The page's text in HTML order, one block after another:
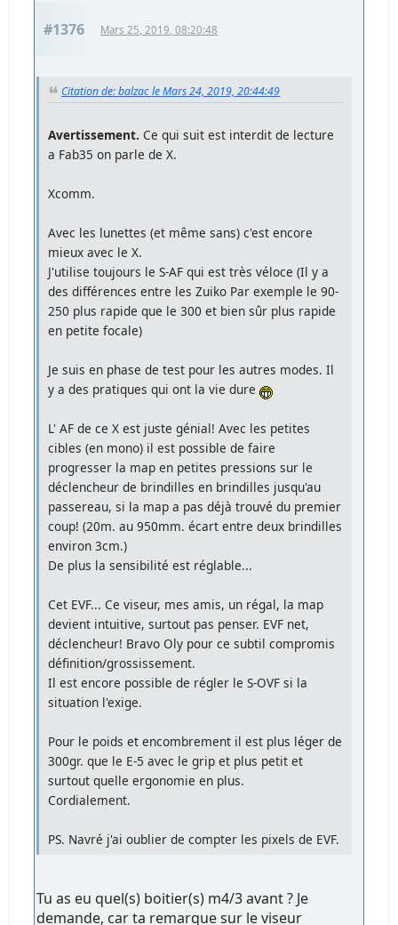
#1376 Mars 25, 2019, 08:20:48
Citation de: balzac le Mars 24, 2019, 20:44:49
Avertissement. Ce qui suit est interdit de lecture
a Fab35 on parle de X.
Xcomm.
Avec les lunettes (et même sans) c'est encore
mieux avec le X.
J'utilise toujours le S-AF qui est très véloce (Il y a
des différences entre les Zuiko Par exemple le 90-
250 plus rapide que le 300 et bien sûr plus rapide
en petite focale)
Je suis en phase de test pour les autres modes. Il
y a des pratiques qui ont la vie dure
L' AF de ce X est juste génial! Avec les petites
cibles (en mono) il est possible de faire
progresser la map en petites pressions sur le
déclencheur de brindilles en brindilles jusqu'au
passereau, si la map a pas déjà trouvé du premier
coup! (20m. au 950mm. écart entre deux brindilles
environ 3cm.)
De plus la sensibilité est réglable...
Cet EVF... Ce viseur, mes amis, un régal, la map
devient intuitive, surtout pas penser. EVF net,
déclencheur! Bravo Oly pour ce subtil compromis
définition/grossissement.
Il est encore possible de régler le S-OVF si la
situation l'exige.
Pour le poids et encombrement il est plus léger de
300gr. que le E-5 avec le grip et plus petit et
surtout quelle ergonomie en plus.
Cordialement.
PS. Navré j'ai oublier de compter les pixels de EVF.
Tu as eu quel(s) boitier(s) m4/3 avant ? Je
demande, car ta remarque sur le viseur